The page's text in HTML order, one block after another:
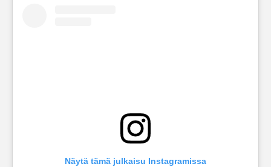
Näytä tämä julkaisu Instagramissa